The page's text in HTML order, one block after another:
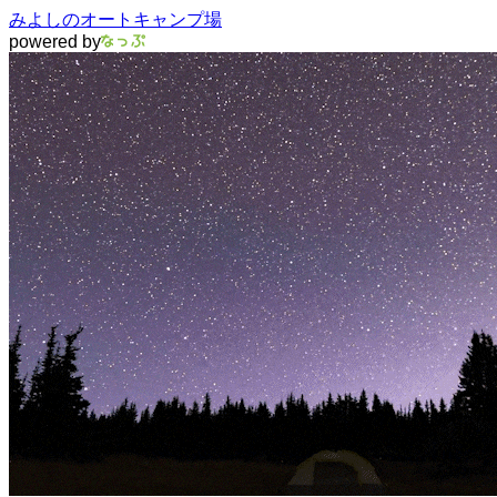
みよしのオートキャンプ場
powered by